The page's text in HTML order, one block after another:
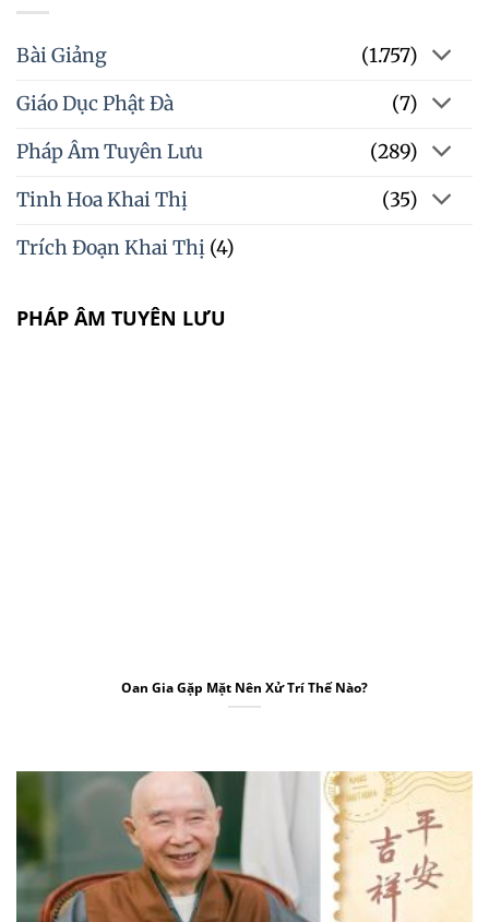
Bài Giảng
(1.757)
Giáo Dục Phật Đà
(7)
Pháp Âm Tuyên Lưu
(289)
Tinh Hoa Khai Thị
(35)
Trích Đoạn Khai Thị (4)
PHÁP ÂM TUYÊN LƯU
Oan Gia Gặp Mặt Nên Xử Trí Thế Nào?